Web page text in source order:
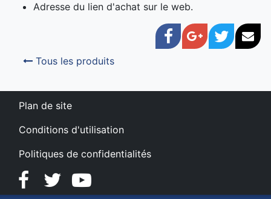
Adresse du lien d'achat sur le web.
Facebook
Google+
Twitter
Tous les produits
Plan de site
Conditions d'utilisation
Politiques de confidentialités
FacebookTwitterYouTube